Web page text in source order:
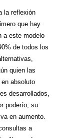
la reflexión
que hay
a este modelo
de todos los
quien las
absoluto
desarrollados,
poderío, su
en aumento.
a